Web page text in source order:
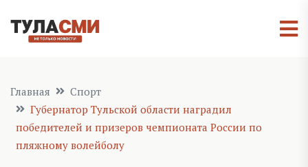
Главная
Спорт
Губернатор Тульской области наградил
победителей и призеров чемпионата России по
пляжному волейболу